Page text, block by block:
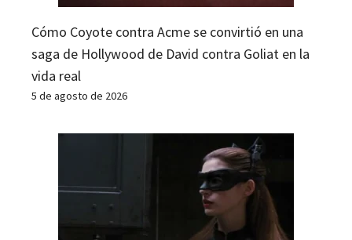
Cómo Coyote contra Acme se convirtió en una
saga de Hollywood de David contra Goliat en la
vida real
5 de agosto de 2026